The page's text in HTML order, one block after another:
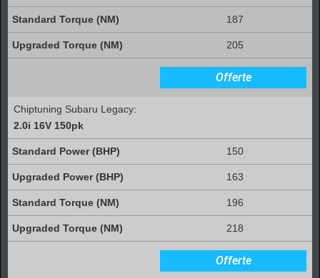
187
205
Offerte
Chiptuning Subaru Legacy:
2.0i 16V 150pk
150
163
196
218
Offerte